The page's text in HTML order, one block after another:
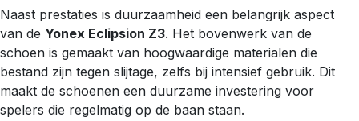
Naast prestaties is duurzaamheid een belangrijk aspect
van de Yonex Eclipsion Z3. Het bovenwerk van de
schoen is gemaakt van hoogwaardige materialen die
bestand zijn tegen slijtage, zelfs bij intensief gebruik. Dit
maakt de schoenen een duurzame investering voor
spelers die regelmatig op de baan staan.